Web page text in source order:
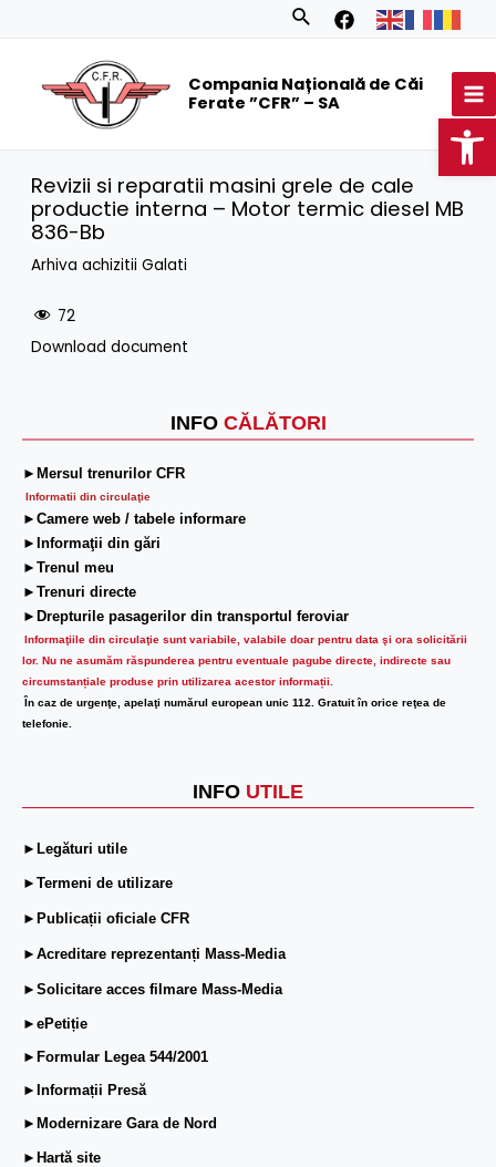
Search
Compania Națională de Căi
Ferate ”CFR” – SA
INFO CĂLĂTORI
►Mersul trenurilor CFR
Informatii din circulaţie
►Camere web / tabele informare
►Informaţii din gări
►Trenul meu
►Trenuri directe
►Drepturile pasagerilor din transportul feroviar
Informaţiile din circulaţie sunt variabile, valabile doar pentru data şi ora solicitării
lor. Nu ne asumăm răspunderea pentru eventuale pagube directe, indirecte sau
circumstanțiale produse prin utilizarea acestor informații.
În caz de urgenţe, apelaţi numărul european unic 112. Gratuit în orice reţea de
telefonie.
INFO UTILE
►Legături utile
►Termeni de utilizare
►Publicații oficiale CFR
►Acreditare reprezentanți Mass-Media
►Solicitare acces filmare Mass-Media
►ePetiție
►Formular Legea 544/2001
►Informații Presă
►Modernizare Gara de Nord
►Hartă site
Revizii si reparatii masini grele de cale
productie interna – Motor termic diesel MB
836-Bb
Arhiva achizitii Galati
72
Download document